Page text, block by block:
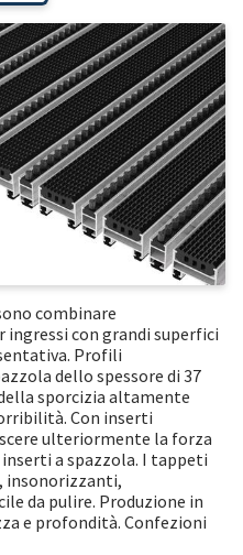
combinare
con grandi superfici
Profili
dello spessore di 37
sporcizia altamente
Con inserti
ulteriormente la forza
a spazzola. I tappeti
insonorizzanti,
da pulire. Produzione in
e profondità. Confezioni